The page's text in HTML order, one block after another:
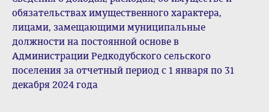
обязательствах имущественного характера,
лицами, замещающими муниципальные
должности на постоянной основе в
Администрации Редкодубского сельского
поселения за отчетный период с 1 января по 31
декабря 2024 года